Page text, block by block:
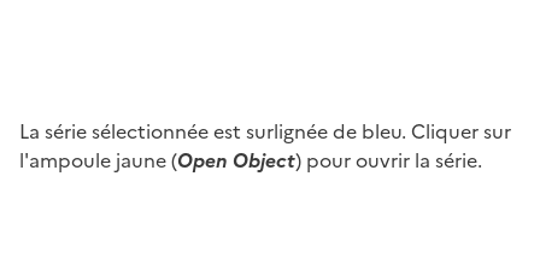
La série sélectionnée est surlignée de bleu. Cliquer sur
l'ampoule jaune (Open Object) pour ouvrir la série.